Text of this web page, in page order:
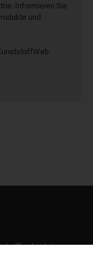
Informieren Sie
und